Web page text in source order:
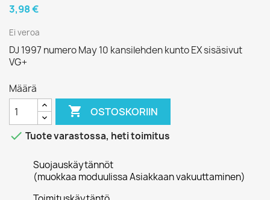
3,98 €
Ei veroa
DJ 1997 numero May 10 kansilehden kunto EX sisäsivut
VG+
Määrä
 OSTOSKORIIN
 Tuote varastossa, heti toimitus
Suojauskäytännöt
(muokkaa moduulissa Asiakkaan vakuuttaminen)